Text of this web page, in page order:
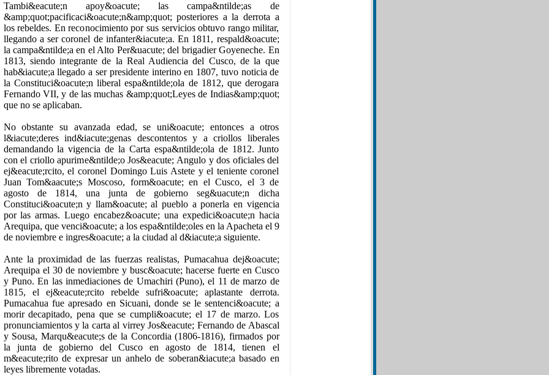
Tambi&eacute;n apoy&oacute; las campa&ntilde;as de
&amp;quot;pacificaci&oacute;n&amp;quot; posteriores a la derrota a
los rebeldes. En reconocimiento por sus servicios obtuvo rango militar,
llegando a ser coronel de infanter&iacute;a. En 1811, respald&oacute;
la campa&ntilde;a en el Alto Per&uacute; del brigadier Goyeneche. En
1813, siendo integrante de la Real Audiencia del Cusco, de la que
hab&iacute;a llegado a ser presidente interino en 1807, tuvo noticia de
la Constituci&oacute;n liberal espa&ntilde;ola de 1812, que derogara
Fernando VII, y de las muchas &amp;quot;Leyes de Indias&amp;quot;
que no se aplicaban.
No obstante su avanzada edad, se uni&oacute; entonces a otros
l&iacute;deres ind&iacute;genas descontentos y a criollos liberales
demandando la vigencia de la Carta espa&ntilde;ola de 1812. Junto
con el criollo apurime&ntilde;o Jos&eacute; Angulo y dos oficiales del
ej&eacute;rcito, el coronel Domingo Luis Astete y el teniente coronel
Juan Tom&aacute;s Moscoso, form&oacute; en el Cusco, el 3 de
agosto de 1814, una junta de gobierno seg&uacute;n dicha
Constituci&oacute;n y llam&oacute; al pueblo a ponerla en vigencia
por las armas. Luego encabez&oacute; una expedici&oacute;n hacia
Arequipa, que venci&oacute; a los espa&ntilde;oles en la Apacheta el 9
de noviembre e ingres&oacute; a la ciudad al d&iacute;a siguiente.
Ante la proximidad de las fuerzas realistas, Pumacahua dej&oacute;
Arequipa el 30 de noviembre y busc&oacute; hacerse fuerte en Cusco
y Puno. En las inmediaciones de Umachiri (Puno), el 11 de marzo de
1815, el ej&eacute;rcito rebelde sufri&oacute; aplastante derrota.
Pumacahua fue apresado en Sicuani, donde se le sentenci&oacute; a
morir decapitado, pena que se cumpli&oacute; el 17 de marzo. Los
pronunciamientos y la carta al virrey Jos&eacute; Fernando de Abascal
y Sousa, Marqu&eacute;s de la Concordia (1806-1816), firmados por
la junta de gobierno del Cusco en agosto de 1814, tienen el
m&eacute;rito de expresar un anhelo de soberan&iacute;a basado en
leyes libremente votadas.